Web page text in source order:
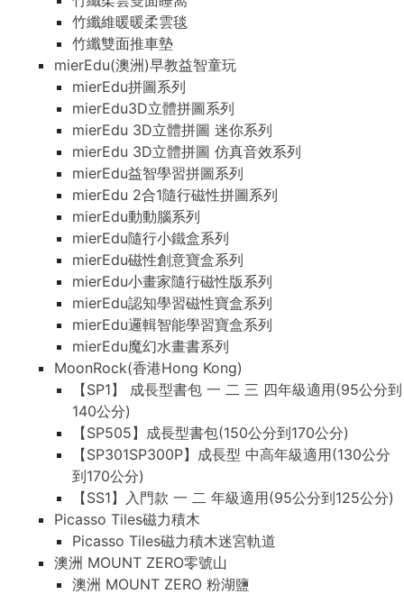
竹纖維暖暖柔雲毯
竹纖雙面推車墊
mierEdu(澳洲)早教益智童玩
mierEdu拼圖系列
mierEdu3D立體拼圖系列
mierEdu 3D立體拼圖 迷你系列
mierEdu 3D立體拼圖 仿真音效系列
mierEdu益智學習拼圖系列
mierEdu 2合1隨行磁性拼圖系列
mierEdu動動腦系列
mierEdu隨行小鐵盒系列
mierEdu磁性創意寶盒系列
mierEdu小畫家隨行磁性版系列
mierEdu認知學習磁性寶盒系列
mierEdu邏輯智能學習寶盒系列
mierEdu魔幻水畫書系列
MoonRock(香港Hong Kong)
【SP1】 成長型書包 一 二 三 四年級適用(95公分到
140公分)
【SP505】成長型書包(150公分到170公分)
【SP301SP300P】成長型 中高年級適用(130公分
到170公分)
【SS1】入門款 一 二 年級適用(95公分到125公分)
Picasso Tiles磁力積木
Picasso Tiles磁力積木迷宮軌道
澳洲 MOUNT ZERO零號山
澳洲 MOUNT ZERO 粉湖鹽